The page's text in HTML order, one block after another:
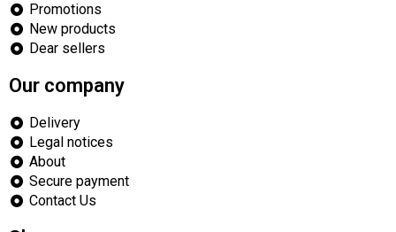
Promotions
New products
Dear sellers
Our company
Delivery
Legal notices
About
Secure payment
Contact Us